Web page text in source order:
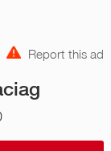
Report this ad